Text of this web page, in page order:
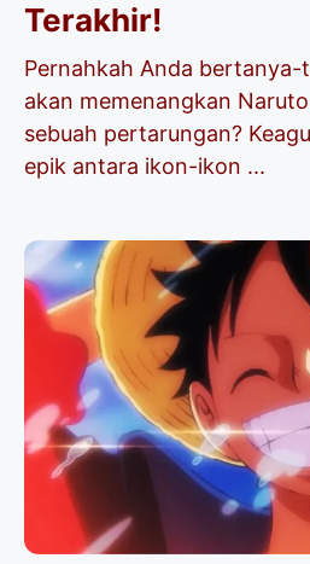
Terakhir!
Pernahkah Anda bertanya-
akan memenangkan
sebuah pertarungan?
epik antara ikon-ikon ...